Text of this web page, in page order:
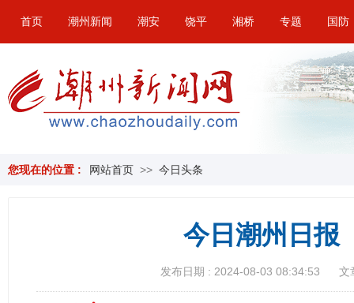
首页 潮州新闻 潮安 饶平 湘桥 专题 国防
您现在的位置 : 网站首页 >> 今日头条
今日潮州日报
发布日期 : 2024-08-03 08:34:53 文